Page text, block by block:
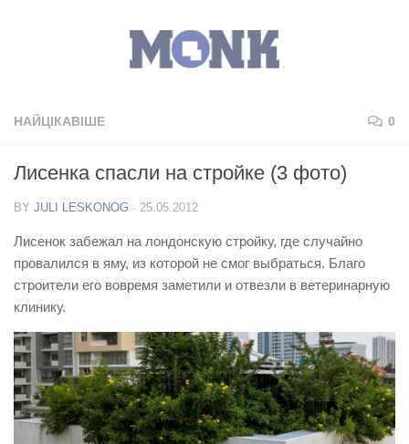
НАЙЦІКАВІШЕ 0
Лисенка спасли на стройке (3 фото)
BY JULI LESKONOG · 25.05.2012
Лисенок забежал на лондонскую стройку, где случайно
провалился в яму, из которой не смог выбраться. Благо
строители его вовремя заметили и отвезли в ветеринарную
клинику.